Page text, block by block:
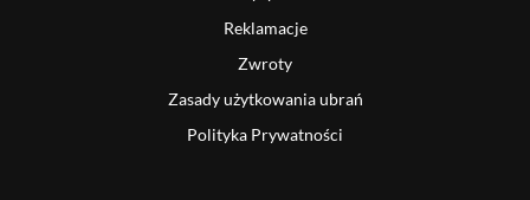
Reklamacje
Zwroty
Zasady użytkowania ubrań
Polityka Prywatności